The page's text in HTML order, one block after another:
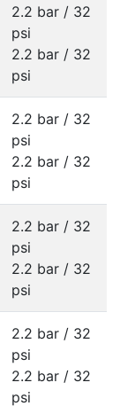
2.2 bar / 32
psi
2.2 bar / 32
psi
2.2 bar / 32
psi
2.2 bar / 32
psi
2.2 bar / 32
psi
2.2 bar / 32
psi
2.2 bar / 32
psi
2.2 bar / 32
psi